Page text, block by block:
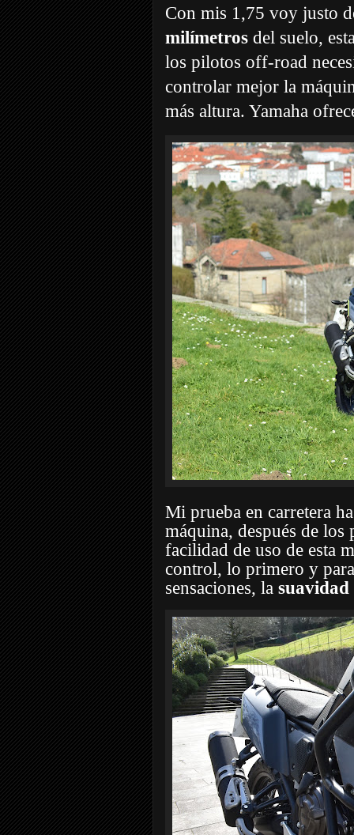
Con mis 1,75 voy justo
milímetros del suelo,
los pilotos off-road
controlar mejor la
más altura. Yamaha
Mi prueba en carretera
máquina, después de
facilidad de uso de esta
control, lo primero y
sensaciones, la suavidad